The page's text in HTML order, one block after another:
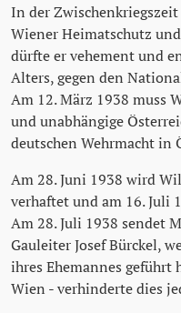
In der
Wiener Heimatschutz
dürfte er vehement und
Alters, gegen den
Am 12. März 1938 muss
und unabhängige
deutschen Wehrmacht in
Am 28. Juni 1938 wird
verhaftet und am 16. Juli
Am 28. Juli 1938 sendet
Gauleiter Josef Bürckel,
ihres Ehemannes geführt
Wien - verhinderte dies